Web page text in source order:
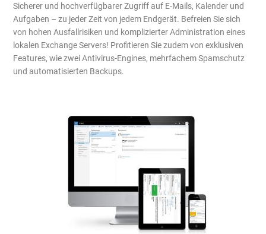
Sicherer und hochverfügbarer Zugriff auf E-Mails, Kalender und
Aufgaben – zu jeder Zeit von jedem Endgerät. Befreien Sie sich
von hohen Ausfallrisiken und komplizierter Administration eines
lokalen Exchange Servers! Profitieren Sie zudem von exklusiven
Features, wie zwei Antivirus-Engines, mehrfachem Spamschutz
und automatisierten Backups.